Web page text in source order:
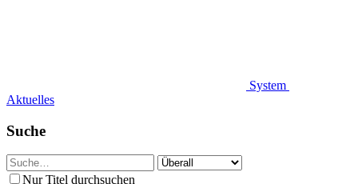
System
Aktuelles
Suche
Nur Titel durchsuchen